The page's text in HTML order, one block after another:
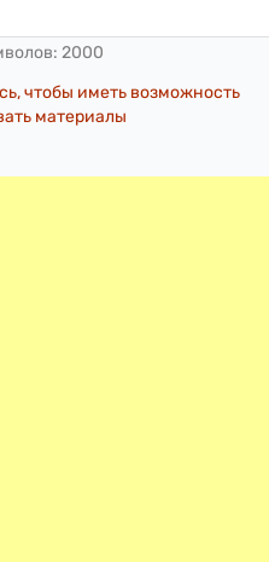
2000
чтобы иметь возможность
материалы